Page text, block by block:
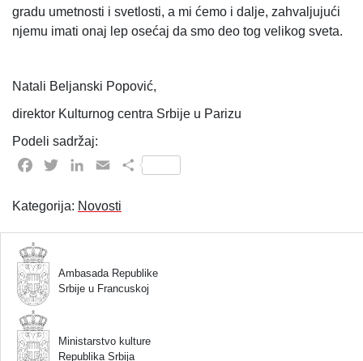
gradu umetnosti i svetlosti, a mi ćemo i dalje, zahvaljujući
njemu imati onaj lep osećaj da smo deo tog velikog sveta.
Natali Beljanski Popović,
direktor Kulturnog centra Srbije u Parizu
Podeli sadržaj:
Facebook
TwitterLinkedIn
EmailShare
Kategorija: Novosti
Ambasada Republike
Srbije u Francuskoj
Ministarstvo kulture
Republika Srbija